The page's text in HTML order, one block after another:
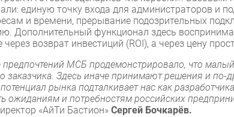
единую точку входа для администраторов и
и времени, прерывание подозрительных
Дополнительный функционал здесь
через возврат инвестиций (ROI), а через цену
предпочтений МСБ продемонстрировало, что
заказчика. Здесь иначе принимают решения и по-
рынка подталкивает нас как
ожиданиям и потребностям российских
«АйТи Бастион» Сергей Бочкарёв.